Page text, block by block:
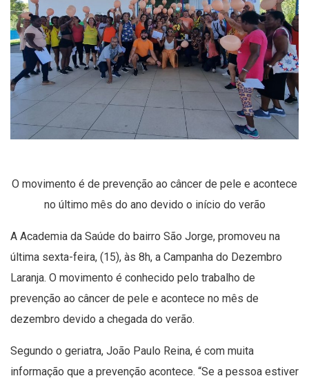
O movimento é de prevenção ao câncer de pele e acontece
no último mês do ano devido o início do verão
A Academia da Saúde do bairro São Jorge, promoveu na
última sexta-feira, (15), às 8h, a Campanha do Dezembro
Laranja. O movimento é conhecido pelo trabalho de
prevenção ao câncer de pele e acontece no mês de
dezembro devido a chegada do verão.
Segundo o geriatra, João Paulo Reina, é com muita
informação que a prevenção acontece. “Se a pessoa estiver